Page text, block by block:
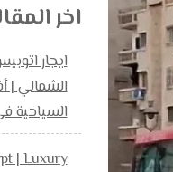
اخر
ايجار
الشمالي |
السياحية
| Luxury